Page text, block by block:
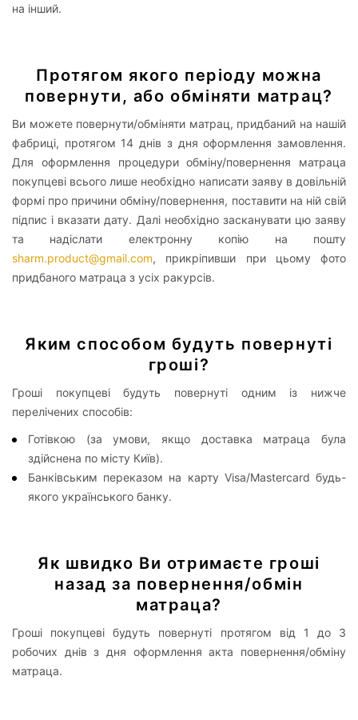
на інший.
Протягом якого періоду можна
повернути, або обміняти матрац?
Ви можете повернути/обміняти матрац, придбаний на нашій
фабриці, протягом 14 днів з дня оформлення замовлення.
Для оформлення процедури обміну/повернення матраца
покупцеві всього лише необхідно написати заяву в довільній
формі про причини обміну/повернення, поставити на ній свій
підпис і вказати дату. Далі необхідно засканувати цю заяву
та надіслати електронну копію на пошту
sharm.product@gmail.com, прикріпивши при цьому фото
придбаного матраца з усіх ракурсів.
Яким способом будуть повернуті
гроші?
Гроші покупцеві будуть повернуті одним із нижче
перелічених способів:
Готівкою (за умови, якщо доставка матраца була
здійснена по місту Київ).
Банківським переказом на карту Visa/Mastercard будь-
якого українського банку.
Як швидко Ви отримаєте гроші
назад за повернення/обмін
матраца?
Гроші покупцеві будуть повернуті протягом від 1 до 3
робочих днів з дня оформлення акта повернення/обміну
матраца.